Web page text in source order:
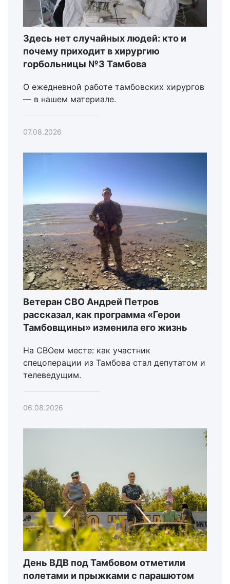
Здесь нет случайных людей: кто и
почему приходит в хирургию
горбольницы №3 Тамбова
О ежедневной работе тамбовских хирургов
— в нашем материале.
07.08.2026
Ветеран СВО Андрей Петров
рассказал, как программа «Герои
Тамбовщины» изменила его жизнь
На СВОем месте: как участник
спецоперации из Тамбова стал депутатом и
телеведущим.
06.08.2026
День ВДВ под Тамбовом отметили
полетами и прыжками с парашютом